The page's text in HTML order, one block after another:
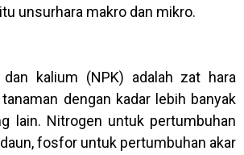
unsurhara makro dan mikro.
kalium (NPK) adalah zat hara
dengan kadar lebih banyak
lain. Nitrogen untuk pertumbuhan
fosfor untuk pertumbuhan akar